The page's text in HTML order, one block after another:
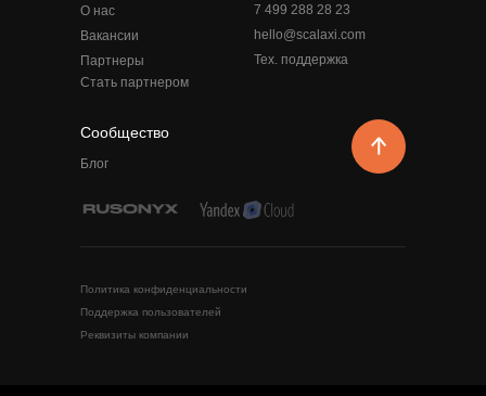
Партнеры
Сообщество
Блог
О нас
Вакансии
Политика конфиденциальности
Поддержка пользователей
Реквизиты компании
7 499 288 28 23
hello@scalaxi.com
Стать партнером
Тех. поддержка